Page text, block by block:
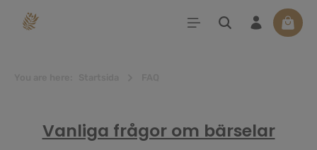
Vanliga frågor om bärselar